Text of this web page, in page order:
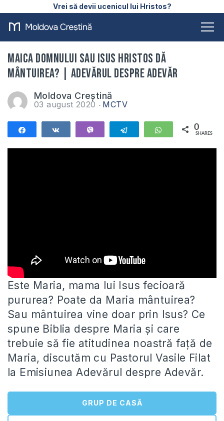
Vrei să devii ucenicul lui Hristos?
Maica Domnului sau Isus Hristos dă
mântuirea? | Adevărul despre Adevăr
Moldova Creștină
03 august 2020 MCTV
Telegram WhatsApp
0
SHARES
Este Maria, mama lui Isus fecioară
pururea? Poate da Maria mântuirea?
Sau mântuirea vine doar prin Isus? Ce
spune Biblia despre Maria și care
trebuie să fie atitudinea noastră față de
Maria, discutăm cu Pastorul Vasile Filat
la Emisiunea Adevărul despre Adevăr.
GRUP DE CASĂ